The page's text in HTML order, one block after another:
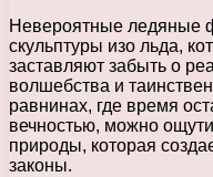
Невероятные ледяные
скульптуры изо льда,
заставляют забыть о
волшебства и
равнинах, где время
вечностью, можно
природы, которая
законы.